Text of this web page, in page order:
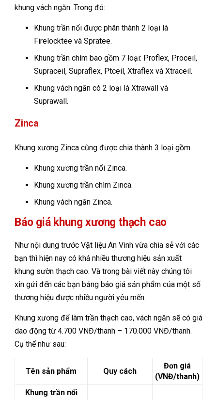
khung vách ngăn. Trong đó:
Khung trần nổi được phân thành 2 loại là
Firelocktee và Spratee.
Khung trần chìm bao gồm 7 loại: Proflex, Proceil,
Supraceil, Supraflex, Ptceil, Xtraflex và Xtraceil.
Khung vách ngăn có 2 loại là Xtrawall và
Suprawall.
Zinca
Khung xương Zinca cũng được chia thành 3 loại gồm
Khung xương trần nổi Zinca.
Khung xương trần chìm Zinca.
Khung vách ngăn Zinca.
Báo giá khung xương thạch cao
Như nội dung trước Vật liệu An Vinh vừa chia sẻ với các
bạn thì hiện nay có khá nhiều thương hiệu sản xuất
khung sườn thạch cao. Và trong bài viết này chúng tôi
xin gửi đến các bạn bảng báo giá sản phẩm của một số
thương hiệu được nhiều người yêu mến:
Khung xương để làm trần thạch cao, vách ngăn sẽ có giá
dao động từ 4.700 VNĐ/thanh – 170.000 VNĐ/thanh.
Cụ thể như sau:
Tên sản phẩm Quy cách
Đơn giá
(VNĐ/thanh)
Khung trần nổi